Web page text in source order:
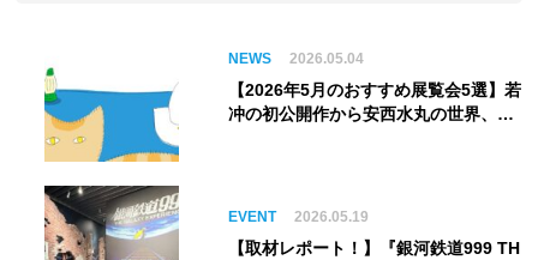
NEWS 2026.05.04
【2026年5月のおすすめ展覧会5選】若
冲の初公開作から安西水丸の世界、そ
EVENT 2026.05.19
【取材レポート！】『銀河鉄道999 TH